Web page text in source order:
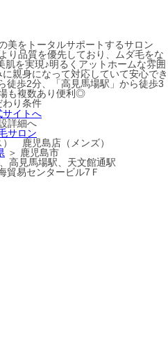
美をトータルサポートするサロン
り品質を優先しており、ムダ毛をな
肌を実現♪明るくアットホームな雰囲
親身になって対応していて安心でき
徒歩2分、「高見馬場駅」から徒歩3
も複数あり便利◎
わり条件
サイトへ
詳細へ
サロン
） 鹿児島店（メンズ）
＞ 鹿児島市
高見馬場駅、天文館通駅
貿易センタービル7Ｆ